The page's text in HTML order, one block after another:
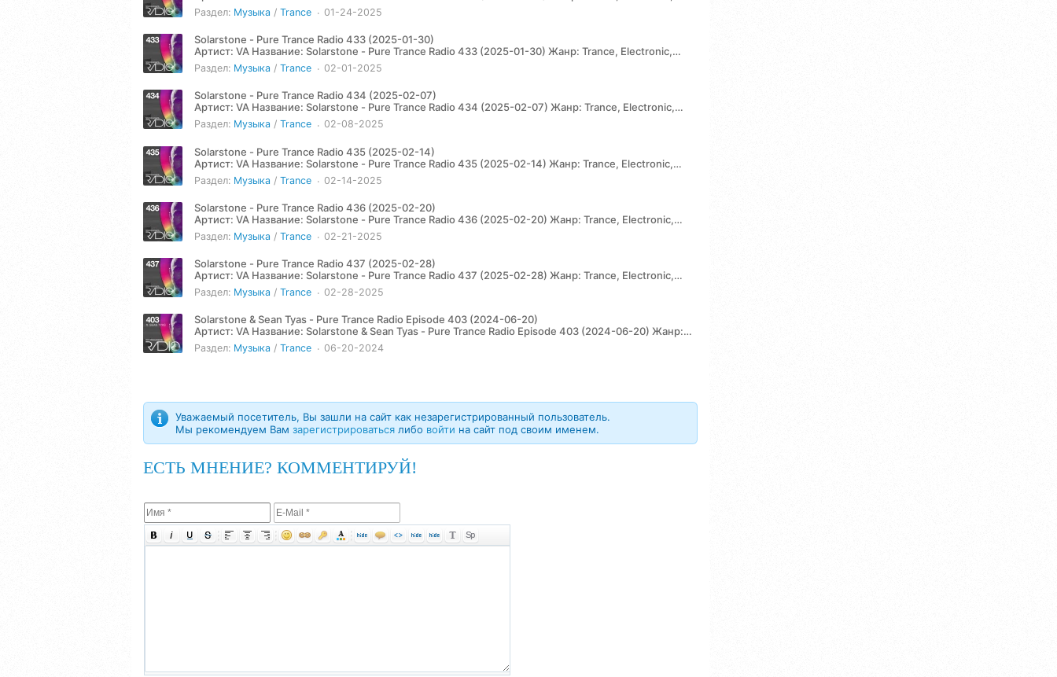
Progressive Год: 2025...
01-24-2025
Раздел: Музыка / Trance
Solarstone - Pure Trance Radio 433 (2025-01-30)
Артист: VA Название: Solarstone - Pure Trance Radio 433 (2025-01-30) Жанр: Trance, Electronic,
Progressive Год: 2025...
02-01-2025
Раздел: Музыка / Trance
Solarstone - Pure Trance Radio 434 (2025-02-07)
Артист: VA Название: Solarstone - Pure Trance Radio 434 (2025-02-07) Жанр: Trance, Electronic,
Progressive Год: 2025...
02-08-2025
Раздел: Музыка / Trance
Solarstone - Pure Trance Radio 435 (2025-02-14)
Артист: VA Название: Solarstone - Pure Trance Radio 435 (2025-02-14) Жанр: Trance, Electronic,
Progressive Год: 2025...
02-14-2025
Раздел: Музыка / Trance
Solarstone - Pure Trance Radio 436 (2025-02-20)
Артист: VA Название: Solarstone - Pure Trance Radio 436 (2025-02-20) Жанр: Trance, Electronic,
Progressive Год: 2025...
02-21-2025
Раздел: Музыка / Trance
Solarstone - Pure Trance Radio 437 (2025-02-28)
Артист: VA Название: Solarstone - Pure Trance Radio 437 (2025-02-28) Жанр: Trance, Electronic,
Progressive Год: 2025...
02-28-2025
Раздел: Музыка / Trance
Solarstone & Sean Tyas - Pure Trance Radio Episode 403 (2024-06-20)
Артист: VA Название: Solarstone & Sean Tyas - Pure Trance Radio Episode 403 (2024-06-20) Жанр:
Trance, Electronic,...
06-20-2024
Раздел: Музыка / Trance
Уважаемый посетитель, Вы зашли на сайт как незарегистрированный пользователь.
Мы рекомендуем Вам зарегистрироваться либо войти на сайт под своим именем.
ЕСТЬ МНЕНИЕ? КОММЕНТИРУЙ!